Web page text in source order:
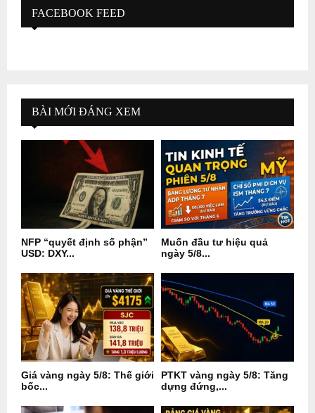
FACEBOOK FEED
BÀI MỚI ĐÁNG XEM
NFP “quyết định số phận”
USD: DXY...
Muốn đầu tư hiệu quả
ngày 5/8...
Giá vàng ngày 5/8: Thế giới
bốc...
PTKT vàng ngày 5/8: Tăng
dựng đứng,...